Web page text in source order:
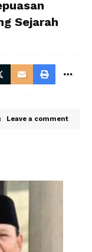
Sejarah
Leave a comment